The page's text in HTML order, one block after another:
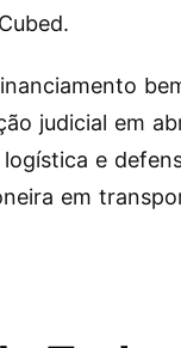
judicial em
e
em